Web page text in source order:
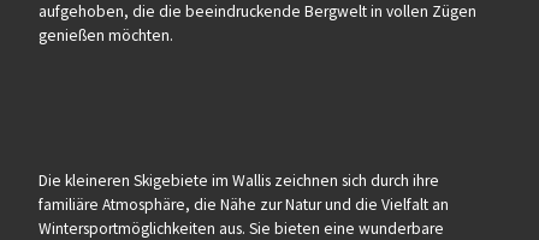
aufgehoben, die die beeindruckende Bergwelt in vollen Zügen
genießen möchten.
Die kleineren Skigebiete im Wallis zeichnen sich durch ihre
familiäre Atmosphäre, die Nähe zur Natur und die Vielfalt an
Wintersportmöglichkeiten aus. Sie bieten eine wunderbare